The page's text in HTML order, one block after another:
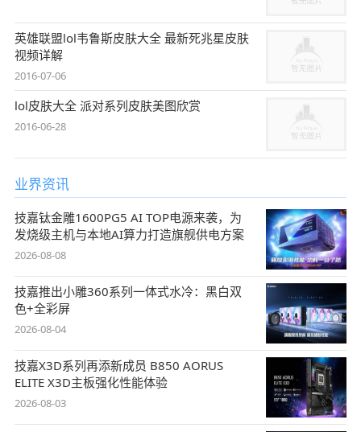
英雄联盟lol韦鲁斯皮肤大全 最新死兆星皮肤
视频详解
2016-07-06
lol皮肤大全 派对系列皮肤美图欣赏
2016-06-28
业界资讯
技嘉钛金雕1600PG5 AI TOP电源来袭，为
发烧级主机与本地AI算力打造旗舰供电方案
2026-08-08
技嘉推出小雕360系列一体式水冷：黑白双
色+全彩屏
2026-08-04
技嘉X3D系列再添新成员 B850 AORUS
ELITE X3D主板强化性能体验
2026-08-03